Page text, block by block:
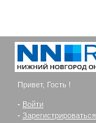
Привет, Гость !
- Войти
- Зарегистрироваться